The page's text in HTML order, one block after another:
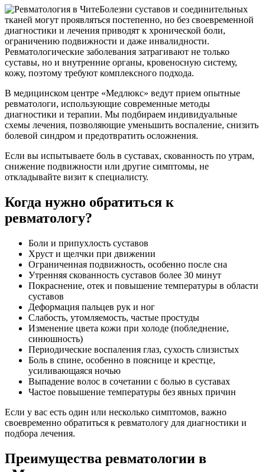
Болезни суставов и соединительных
тканей могут проявляться постепенно, но без своевременной
диагностики и лечения приводят к хронической боли,
ограничению подвижности и даже инвалидности.
Ревматологические заболевания затрагивают не только
суставы, но и внутренние органы, кровеносную систему,
кожу, поэтому требуют комплексного подхода.
В медицинском центре «Медлюкс» ведут прием опытные
ревматологи, использующие современные методы
диагностики и терапии. Мы подбираем индивидуальные
схемы лечения, позволяющие уменьшить воспаление, снизить
болевой синдром и предотвратить осложнения.
Если вы испытываете боль в суставах, скованность по утрам,
снижение подвижности или другие симптомы, не
откладывайте визит к специалисту.
Когда нужно обратиться к
ревматологу?
Боли и припухлость суставов
Хруст и щелчки при движении
Ограниченная подвижность, особенно после сна
Утренняя скованность суставов более 30 минут
Покраснение, отек и повышение температуры в области
суставов
Деформация пальцев рук и ног
Слабость, утомляемость, частые простуды
Изменение цвета кожи при холоде (побледнение,
синюшность)
Периодические воспаления глаз, сухость слизистых
Боль в спине, особенно в пояснице и крестце,
усиливающаяся ночью
Выпадение волос в сочетании с болью в суставах
Частое повышение температуры без явных причин
Если у вас есть один или несколько симптомов, важно
своевременно обратиться к ревматологу для диагностики и
подбора лечения.
Преимущества ревматологии в